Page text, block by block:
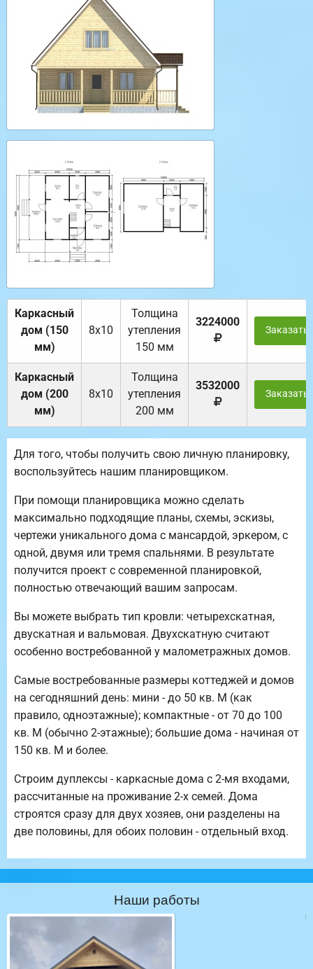
Каркасный
дом (150
мм)
8х10
Толщина
утепления
150 мм
3224000
Заказать
Каркасный
дом (200
мм)
8х10
Толщина
утепления
200 мм
3532000
Заказать
Для того, чтобы получить свою личную планировку,
воспользуйтесь нашим планировщиком.
При помощи планировщика можно сделать
максимально подходящие планы, схемы, эскизы,
чертежи уникального дома с мансардой, эркером, с
одной, двумя или тремя спальнями. В результате
получится проект с современной планировкой,
полностью отвечающий вашим запросам.
Вы можете выбрать тип кровли: четырехскатная,
двускатная и вальмовая. Двухскатную считают
особенно востребованной у малометражных домов.
Самые востребованные размеры коттеджей и домов
на сегодняшний день: мини - до 50 кв. М (как
правило, одноэтажные); компактные - от 70 до 100
кв. М (обычно 2-этажные); большие дома - начиная от
150 кв. М и более.
Строим дуплексы - каркасные дома с 2-мя входами,
рассчитанные на проживание 2-х семей. Дома
строятся сразу для двух хозяев, они разделены на
две половины, для обоих половин - отдельный вход.
Наши работы